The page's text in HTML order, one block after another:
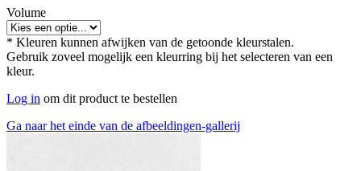
Volume
* Kleuren kunnen afwijken van de getoonde kleurstalen.
Gebruik zoveel mogelijk een kleurring bij het selecteren van een
kleur.
Log in om dit product te bestellen
Ga naar het einde van de afbeeldingen-gallerij